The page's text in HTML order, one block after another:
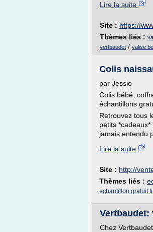
Lire la suite
Site : https://
Thèmes liés :
vertbaudet / valise
Colis
par Jessie
Colis bébé,
échantillons
Retrouvez tous
petits
jamais entendu
Lire la suite
Site : http://
Thèmes liés :
echantillon gratuit
Vertbaudet:
Chez